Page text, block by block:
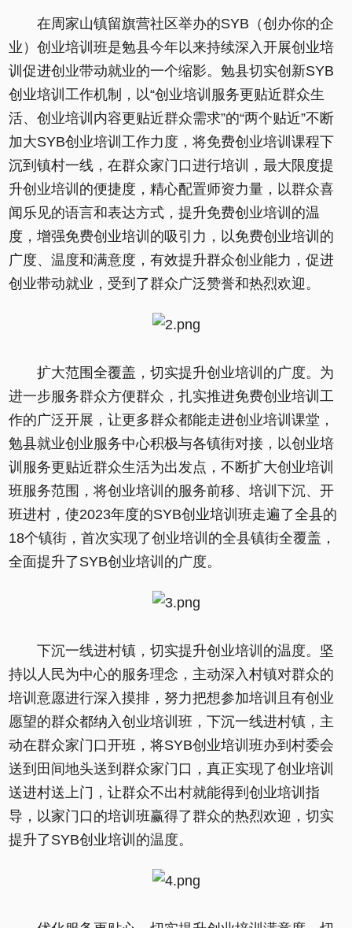
在周家山镇留旗营社区举办的SYB（创办你的企
业）创业培训班是勉县今年以来持续深入开展创业培
训促进创业带动就业的一个缩影。勉县切实创新SYB
创业培训工作机制，以“创业培训服务更贴近群众生
活、创业培训内容更贴近群众需求”的“两个贴近”不断
加大SYB创业培训工作力度，将免费创业培训课程下
沉到镇村一线，在群众家门口进行培训，最大限度提
升创业培训的便捷度，精心配置师资力量，以群众喜
闻乐见的语言和表达方式，提升免费创业培训的温
度，增强免费创业培训的吸引力，以免费创业培训的
广度、温度和满意度，有效提升群众创业能力，促进
创业带动就业，受到了群众广泛赞誉和热烈欢迎。
扩大范围全覆盖，切实提升创业培训的广度。为
进一步服务群众方便群众，扎实推进免费创业培训工
作的广泛开展，让更多群众都能走进创业培训课堂，
勉县就业创业服务中心积极与各镇街对接，以创业培
训服务更贴近群众生活为出发点，不断扩大创业培训
班服务范围，将创业培训的服务前移、培训下沉、开
班进村，使2023年度的SYB创业培训班走遍了全县的
18个镇街，首次实现了创业培训的全县镇街全覆盖，
全面提升了SYB创业培训的广度。
下沉一线进村镇，切实提升创业培训的温度。坚
持以人民为中心的服务理念，主动深入村镇对群众的
培训意愿进行深入摸排，努力把想参加培训且有创业
愿望的群众都纳入创业培训班，下沉一线进村镇，主
动在群众家门口开班，将SYB创业培训班办到村委会
送到田间地头送到群众家门口，真正实现了创业培训
送进村送上门，让群众不出村就能得到创业培训指
导，以家门口的培训班赢得了群众的热烈欢迎，切实
提升了SYB创业培训的温度。